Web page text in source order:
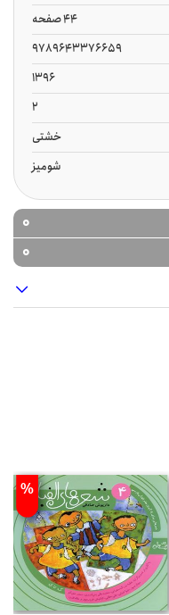
44 صفحه
9789643376659
1396
2
خشتی
شومیز
0
0
%